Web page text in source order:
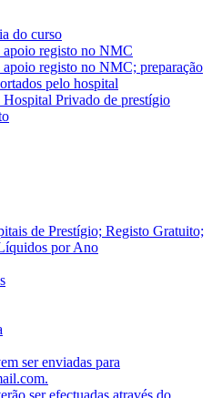
do curso
apoio registo no NMC
apoio registo no NMC; preparação
pelo hospital
Hospital Privado de prestígio
de Prestígio; Registo Gratuito;
por Ano
ser enviadas para
ser efectuadas através do